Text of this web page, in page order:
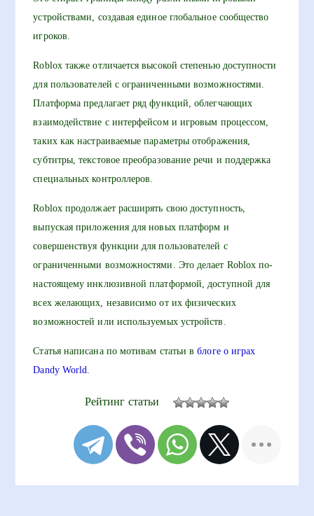
устройствами, создавая единое глобальное сообщество
игроков.
Roblox также отличается высокой степенью доступности
для пользователей с ограниченными возможностями.
Платформа предлагает ряд функций, облегчающих
взаимодействие с интерфейсом и игровым процессом,
таких как настраиваемые параметры отображения,
субтитры, текстовое преобразование речи и поддержка
специальных контроллеров.
Roblox продолжает расширять свою доступность,
выпуская приложения для новых платформ и
совершенствуя функции для пользователей с
ограниченными возможностями. Это делает Roblox по-
настоящему инклюзивной платформой, доступной для
всех желающих, независимо от их физических
возможностей или используемых устройств.
Статья написана по мотивам статьи вблоге о играх
Dandy World
Рейтинг статьи